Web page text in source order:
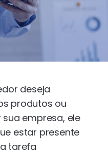
deseja
produtos ou
empresa, ele
estar presente
tarefa